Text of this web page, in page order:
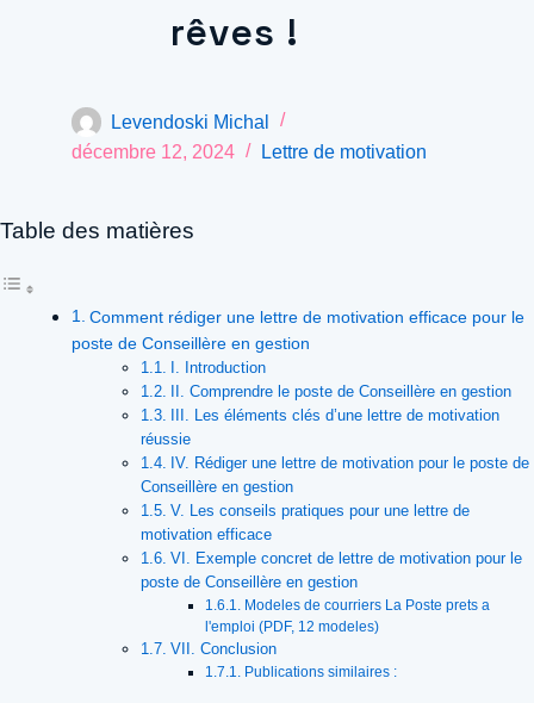
rêves !
Levendoski Michal
décembre 12, 2024
Lettre de motivation
Table des matières
Comment rédiger une lettre de motivation efficace pour le
poste de Conseillère en gestion
I. Introduction
II. Comprendre le poste de Conseillère en gestion
III. Les éléments clés d’une lettre de motivation
réussie
IV. Rédiger une lettre de motivation pour le poste de
Conseillère en gestion
V. Les conseils pratiques pour une lettre de
motivation efficace
VI. Exemple concret de lettre de motivation pour le
poste de Conseillère en gestion
Modeles de courriers La Poste prets a
l'emploi (PDF, 12 modeles)
VII. Conclusion
Publications similaires :